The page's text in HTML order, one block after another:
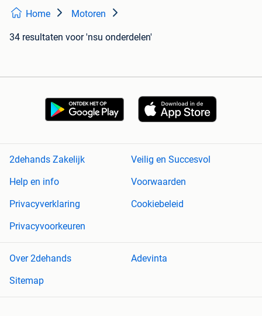
Home Motoren
34 resultaten voor 'nsu onderdelen'
2dehands Zakelijk
Veilig en Succesvol
Help en info
Voorwaarden
Privacyverklaring
Cookiebeleid
Privacyvoorkeuren
Over 2dehands
Adevinta
Sitemap